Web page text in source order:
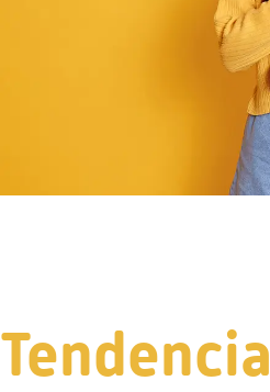
Tendencia